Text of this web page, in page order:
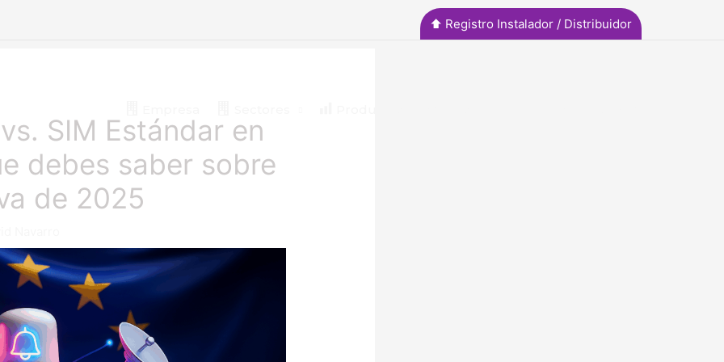
⬆︎ Registro Instalador / Distribuidor
SIM Estándar en
debes saber sobre
de 2025